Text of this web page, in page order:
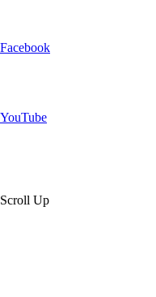
Facebook
YouTube
Scroll Up